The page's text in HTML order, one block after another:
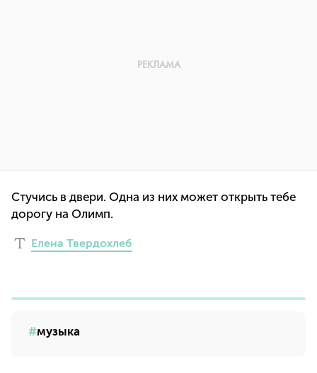
Стучись в двери. Одна из них может открыть тебе
дорогу на Олимп.
Елена Твердохлеб
музыка